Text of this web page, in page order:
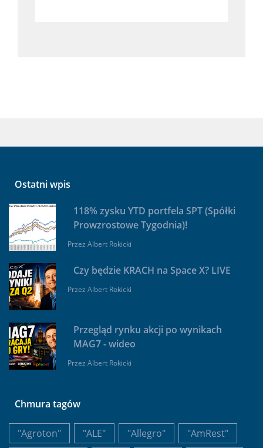
Ostatni wpis
118% zysku YTD portfela SPT (Spółki
Prowzrostowe Tygodnia)!
Przez Albert Rokicki
Czy będzie KRACH na Space X? LIVE
Przez Albert Rokicki
Przegląd rynku akcji po wynikach
MAG7 - wideo
Przez Albert Rokicki
Chmura tagów
"Agroton" "ALE" "Allegro" "AmRest"